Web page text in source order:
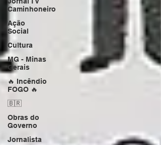
Caminhoneiro
Ação
Social
Cultura
MG - Minas
Gerais
🔥 Incêndio
FOGO 🔥
🇧🇷
Obras do
Governo
Jornalista